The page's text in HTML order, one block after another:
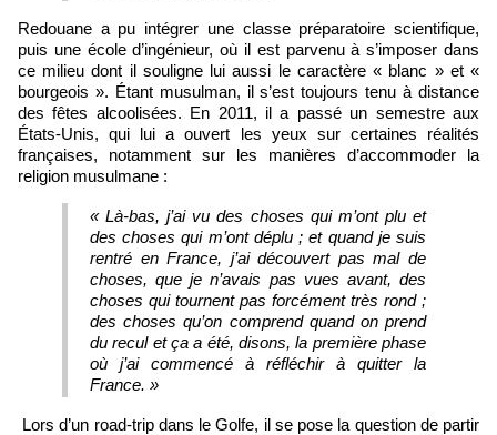
Redouane a pu intégrer une classe préparatoire scientifique,
puis une école d’ingénieur, où il est parvenu à s’imposer dans
ce milieu dont il souligne lui aussi le caractère « blanc » et «
bourgeois ». Étant musulman, il s’est toujours tenu à distance
des fêtes alcoolisées. En 2011, il a passé un semestre aux
États‑Unis, qui lui a ouvert les yeux sur certaines réalités
françaises, notamment sur les manières d’accommoder la
religion musulmane :
« Là‑bas, j’ai vu des choses qui m’ont plu et
des choses qui m’ont déplu ; et quand je suis
rentré en France, j’ai découvert pas mal de
choses, que je n’avais pas vues avant, des
choses qui tournent pas forcément très rond ;
des choses qu’on comprend quand on prend
du recul et ça a été, disons, la première phase
où j’ai commencé à réfléchir à quitter la
France. »
Lors d’un road-trip dans le Golfe, il se pose la question de partir